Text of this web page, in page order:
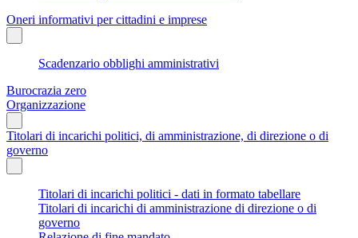
Oneri informativi per cittadini e imprese
Scadenzario obblighi amministrativi
Burocrazia zero
Organizzazione
Titolari di incarichi politici, di amministrazione, di direzione o di
governo
Titolari di incarichi politici - dati in formato tabellare
Titolari di incarichi di amministrazione di direzione o di
governo